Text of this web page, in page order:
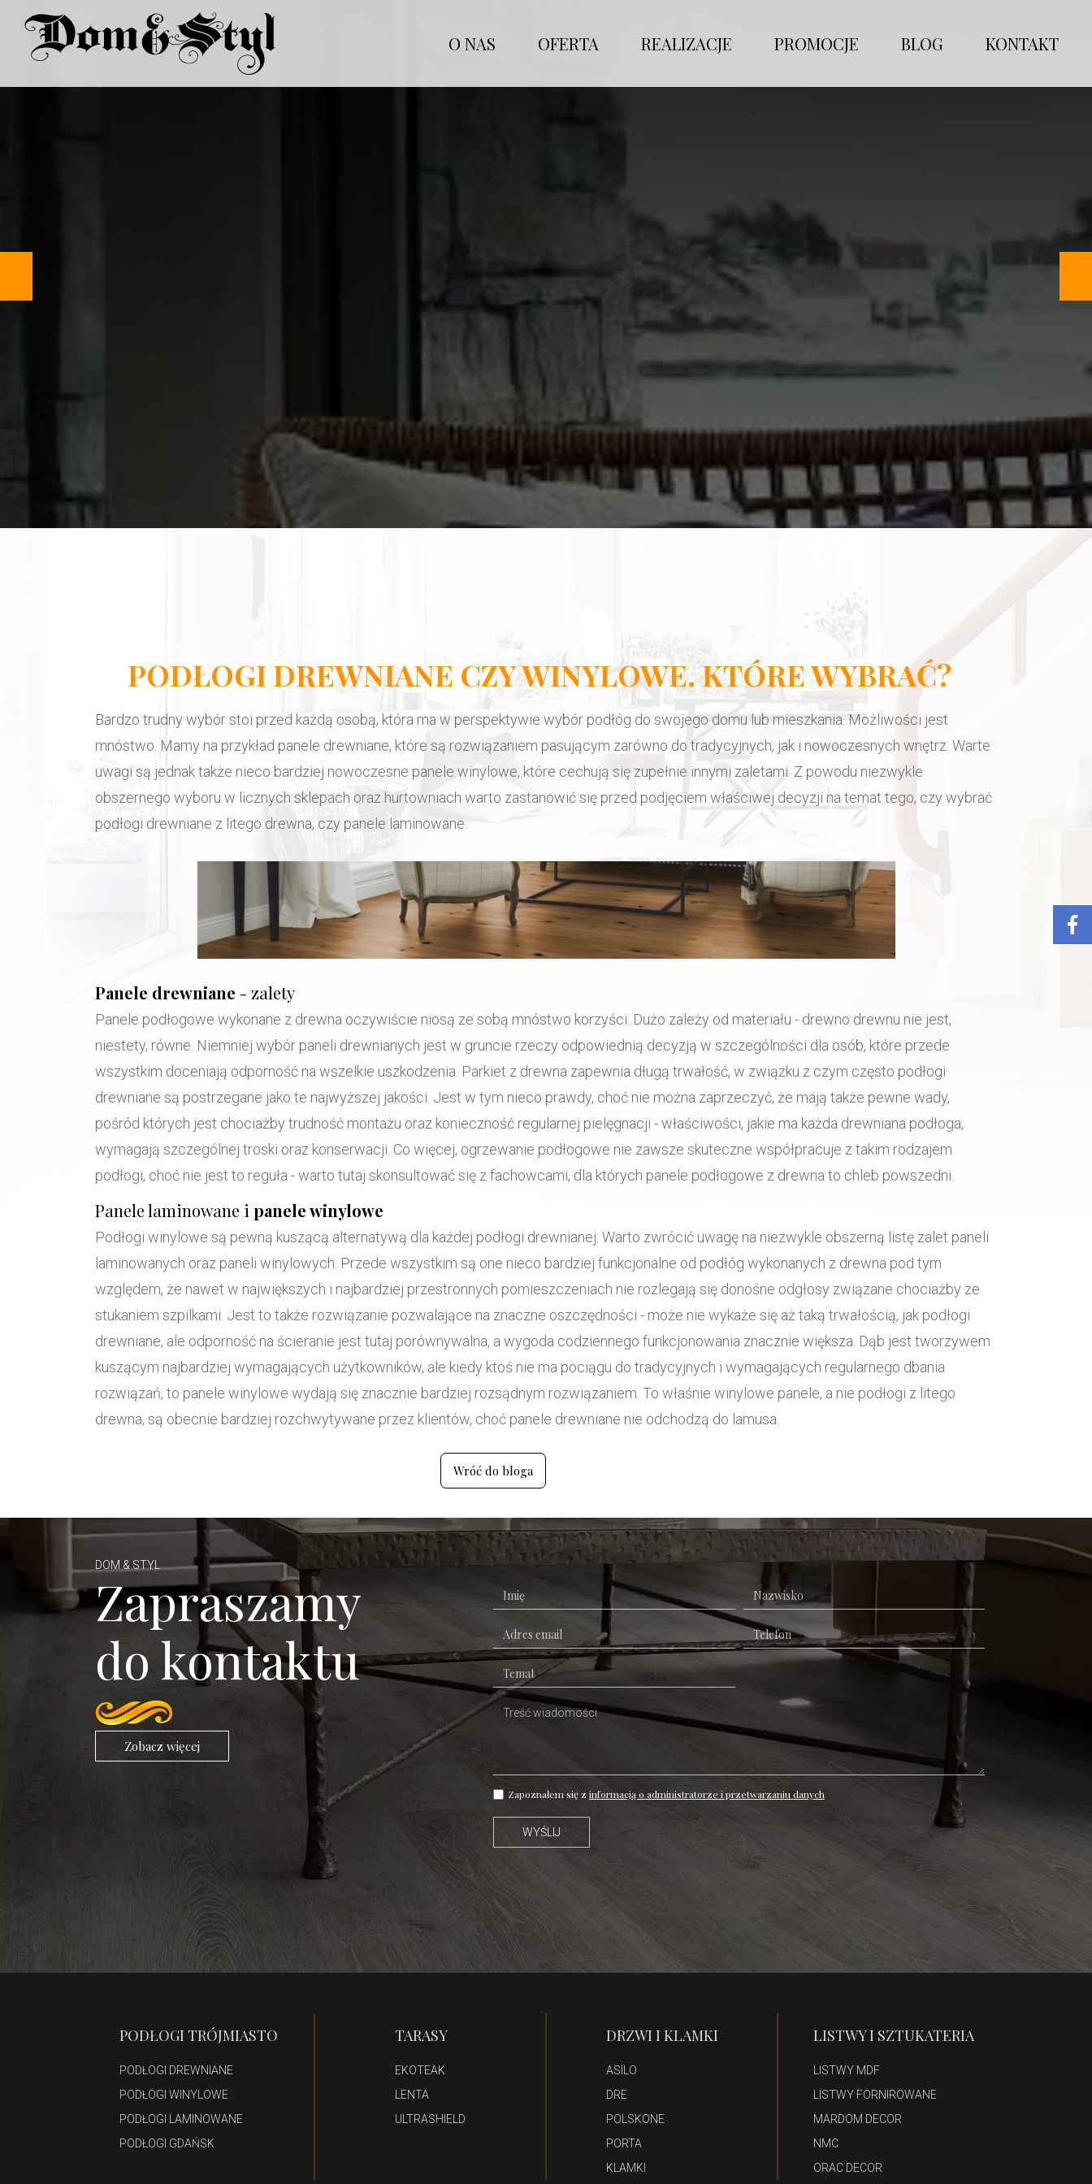
O NAS OFERTA REALIZACJE PROMOCJE BLOG KONTAKT
Podłogi
Serdecznie zapraszamy do zapoznania się z ofertą naszej firmy.
ZOBACZ WIĘCEJ
✆609 652 886
PODŁOGI DREWNIANE CZY WINYLOWE. KTÓRE WYBRAĆ?
Bardzo trudny wybór stoi przed każdą osobą, która ma w perspektywie wybór podłóg do swojego domu lub mieszkania. Możliwości jest
mnóstwo. Mamy na przykład panele drewniane, które są rozwiązaniem pasującym zarówno do tradycyjnych, jak i nowoczesnych wnętrz. Warte
uwagi są jednak także nieco bardziej nowoczesne panele winylowe, które cechują się zupełnie innymi zaletami. Z powodu niezwykle
obszernego wyboru w licznych sklepach oraz hurtowniach warto zastanowić się przed podjęciem właściwej decyzji na temat tego, czy wybrać
podłogi drewniane z litego drewna, czy panele laminowane.
Panele drewniane - zalety
Panele podłogowe wykonane z drewna oczywiście niosą ze sobą mnóstwo korzyści. Dużo zależy od materiału - drewno drewnu nie jest,
niestety, równe. Niemniej wybór paneli drewnianych jest w gruncie rzeczy odpowiednią decyzją w szczególności dla osób, które przede
wszystkim doceniają odporność na wszelkie uszkodzenia. Parkiet z drewna zapewnia długą trwałość, w związku z czym często podłogi
drewniane są postrzegane jako te najwyższej jakości. Jest w tym nieco prawdy, choć nie można zaprzeczyć, że mają także pewne wady,
pośród których jest chociażby trudność montażu oraz konieczność regularnej pielęgnacji - właściwości, jakie ma każda drewniana podłoga,
wymagają szczególnej troski oraz konserwacji. Co więcej, ogrzewanie podłogowe nie zawsze skuteczne współpracuje z takim rodzajem
podłogi, choć nie jest to reguła - warto tutaj skonsultować się z fachowcami, dla których panele podłogowe z drewna to chleb powszedni.
Panele laminowane i panele winylowe
Podłogi winylowe są pewną kuszącą alternatywą dla każdej podłogi drewnianej. Warto zwrócić uwagę na niezwykle obszerną listę zalet paneli
laminowanych oraz paneli winylowych. Przede wszystkim są one nieco bardziej funkcjonalne od podłóg wykonanych z drewna pod tym
względem, że nawet w największych i najbardziej przestronnych pomieszczeniach nie rozlegają się donośne odgłosy związane chociażby ze
stukaniem szpilkami. Jest to także rozwiązanie pozwalające na znaczne oszczędności - może nie wykaże się aż taką trwałością, jak podłogi
drewniane, ale odporność na ścieranie jest tutaj porównywalna, a wygoda codziennego funkcjonowania znacznie większa. Dąb jest tworzywem
kuszącym najbardziej wymagających użytkowników, ale kiedy ktoś nie ma pociągu do tradycyjnych i wymagających regularnego dbania
rozwiązań, to panele winylowe wydają się znacznie bardziej rozsądnym rozwiązaniem. To właśnie winylowe panele, a nie podłogi z litego
drewna, są obecnie bardziej rozchwytywane przez klientów, choć panele drewniane nie odchodzą do lamusa.
Wróć do bloga
DOM & STYL
Zapraszamy
do kontaktu
Zobacz więcej
Zapoznałem się z informacją o administratorze i przetwarzaniu danych
PODŁOGI TRÓJMIASTO
PODŁOGI DREWNIANE
PODŁOGI WINYLOWE
PODŁOGI LAMINOWANE
PODŁOGI GDAŃSK
TARASY
EKOTEAK
LENTA
ULTRASHIELD
DRZWI I KLAMKI
ASILO
DRE
POLSKONE
PORTA
KLAMKI
LISTWY I SZTUKATERIA
LISTWY MDF
LISTWY FORNIROWANE
MARDOM DECOR
NMC
ORAC DECOR